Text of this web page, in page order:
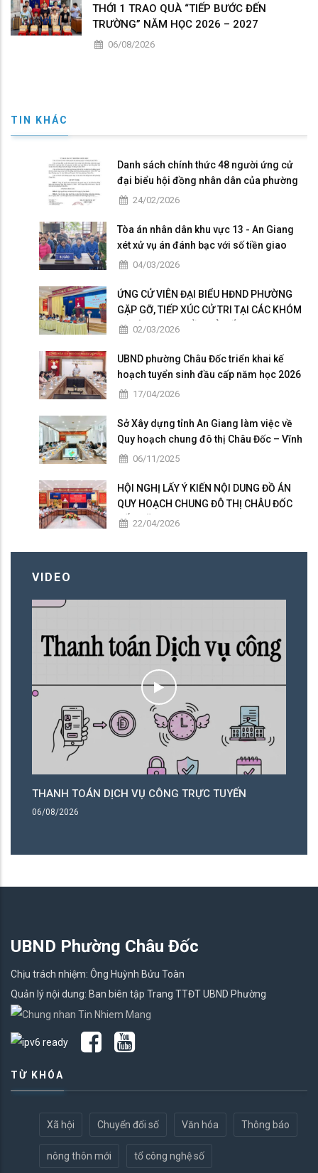
THỚI 1 TRAO QUÀ “TIẾP BƯỚC ĐẾN
TRƯỜNG” NĂM HỌC 2026 – 2027
06/08/2026
TIN KHÁC
Danh sách chính thức 48 người ứng cử
đại biểu hội đồng nhân dân của phường
Châu Đốc nhiệm kỳ 2026 - 2031
24/02/2026
Tòa án nhân dân khu vực 13 - An Giang
xét xử vụ án đánh bạc với số tiền giao
dịch hơn 4,9 tỷ đồng
04/03/2026
ỨNG CỬ VIÊN ĐẠI BIỂU HĐND PHƯỜNG
GẶP GỠ, TIẾP XÚC CỬ TRI TẠI CÁC KHÓM
THUỘC ĐƠN VỊ BẦU CỬ SỐ 5
02/03/2026
UBND phường Châu Đốc triển khai kế
hoạch tuyển sinh đầu cấp năm học 2026
– 202717/04/2026
Sở Xây dựng tỉnh An Giang làm việc về
Quy hoạch chung đô thị Châu Đốc – Vĩnh
Tế giai đoạn 2025 – 2026
06/11/2025
HỘI NGHỊ LẤY Ý KIẾN NỘI DUNG ĐỒ ÁN
QUY HOẠCH CHUNG ĐÔ THỊ CHÂU ĐỐC
ĐẾN NĂM 2050
22/04/2026
VIDEO
THANH TOÁN DỊCH VỤ CÔNG TRỰC TUYẾN
06/08/2026
UBND Phường Châu Đốc
Chịu trách nhiệm: Ông Huỳnh Bửu Toàn
Quản lý nội dung: Ban biên tập Trang TTĐT UBND Phường
TỪ KHÓA
Xã hội Chuyển đổi số Văn hóa Thông báo
nông thôn mới tổ công nghệ số